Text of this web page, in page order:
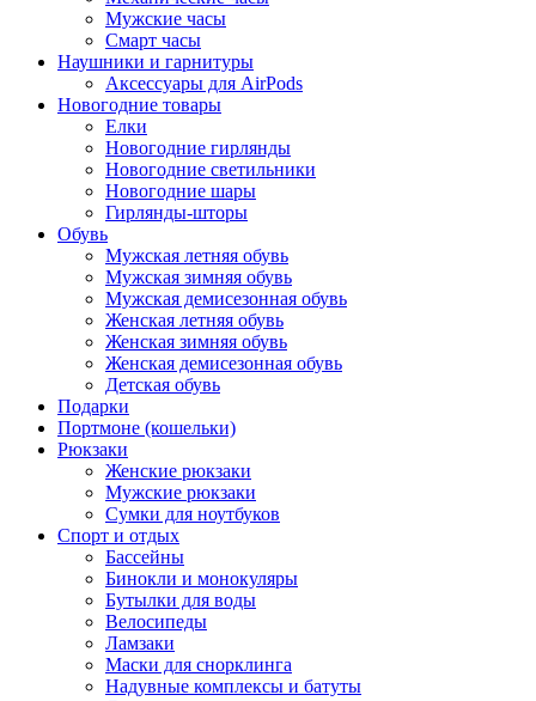
Мужские часы
Смарт часы
Наушники и гарнитуры
Аксессуары для AirPods
Новогодние товары
Елки
Новогодние гирлянды
Новогодние светильники
Новогодние шары
Гирлянды-шторы
Обувь
Мужская летняя обувь
Мужская зимняя обувь
Мужская демисезонная обувь
Женская летняя обувь
Женская зимняя обувь
Женская демисезонная обувь
Детская обувь
Подарки
Портмоне (кошельки)
Рюкзаки
Женские рюкзаки
Мужские рюкзаки
Сумки для ноутбуков
Спорт и отдых
Бассейны
Бинокли и монокуляры
Бутылки для воды
Велосипеды
Ламзаки
Маски для снорклинга
Надувные комплексы и батуты